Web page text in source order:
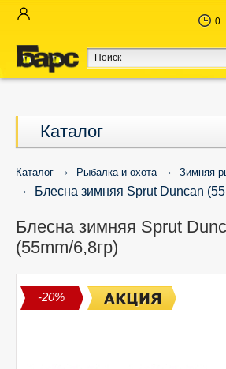
0
Каталог
Каталог Рыбалка и охота Зимняя
Блесна зимняя Sprut Duncan
Блесна зимняя Sprut
(55mm/6,8гр)
-20%